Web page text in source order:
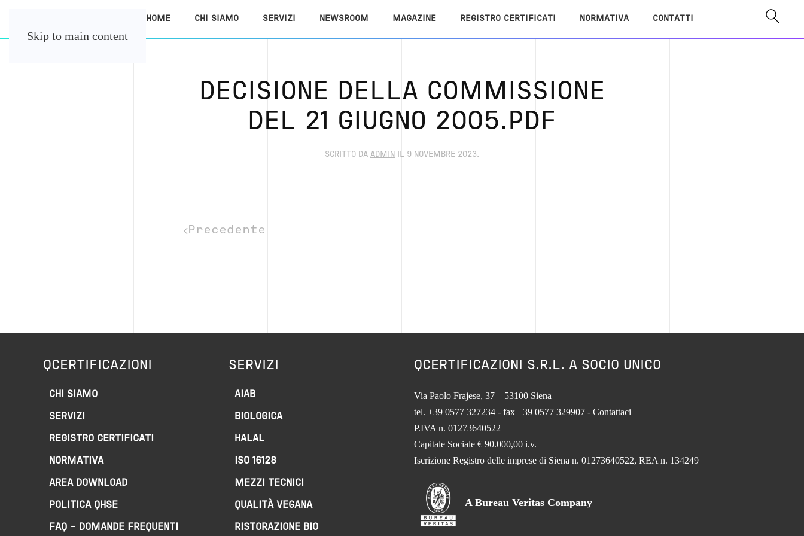
Skip to main content
HOME CHI SIAMO SERVIZI NEWSROOM MAGAZINE REGISTRO CERTIFICATI NORMATIVA CONTATTI
DECISIONE DELLA COMMISSIONE
DEL 21 GIUGNO 2005.PDF
SCRITTO DA ADMIN IL 9 NOVEMBRE 2023.
Precedente
QCERTIFICAZIONI
CHI SIAMO
SERVIZI
REGISTRO CERTIFICATI
NORMATIVA
AREA DOWNLOAD
POLITICA QHSE
FAQ – DOMANDE FREQUENTI
SERVIZI
AIAB
BIOLOGICA
HALAL
ISO 16128
MEZZI TECNICI
QUALITÀ VEGANA
RISTORAZIONE BIO
QCERTIFICAZIONI S.R.L. A SOCIO UNICO
Via Paolo Frajese, 37 – 53100 Siena
tel. +39 0577 327234 - fax +39 0577 329907 - Contattaci
P.IVA n. 01273640522
Capitale Sociale € 90.000,00 i.v.
Iscrizione Registro delle imprese di Siena n. 01273640522, REA n. 134249
A Bureau Veritas Company